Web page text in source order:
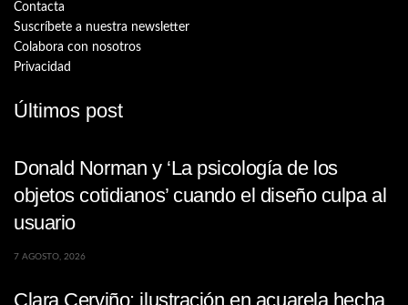
Contacta
Suscríbete a nuestra newsletter
Colabora con nosotros
Privacidad
Últimos post
Donald Norman y ‘La psicología de los
objetos cotidianos’ cuando el diseño culpa al
usuario
7 AGOSTO, 2026
Clara Cerviño: ilustración en acuarela hecha